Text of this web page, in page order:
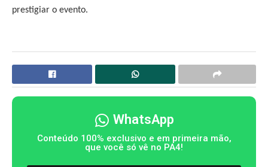
prestigiar o evento.
WhatsApp
Conteúdo 100% exclusivo e em primeira mão,
que você só vê no PA4!